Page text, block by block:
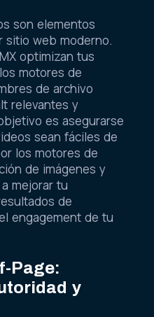
son elementos
sitio web moderno.
optimizan tus
motores de
de archivo
relevantes y
es asegurarse
sean fáciles de
los motores de
de imágenes y
mejorar tu
de
engagement de tu
Page:
y